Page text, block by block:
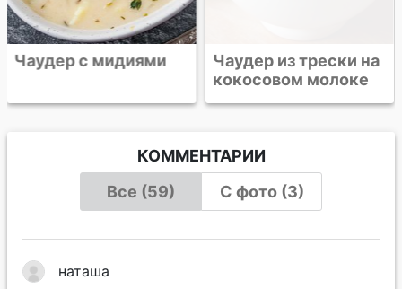
Чаудер с мидиями
Чаудер из трески на
кокосовом молоке
КОММЕНТАРИИ
Все (59)
С фото (3)
наташа